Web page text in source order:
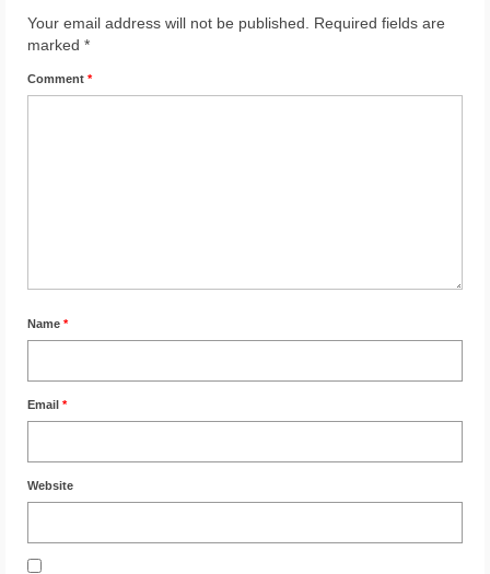
Your email address will not be published.
Required fields are
marked *
Comment *
Name *
Email *
Website